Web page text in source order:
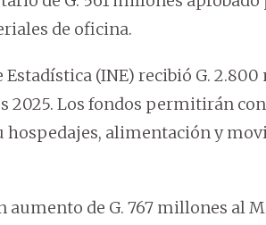
de oficina.
(INE) recibió G.
2025. Los fondos permitirán
alimentación y
aumento de G. 767 millones al